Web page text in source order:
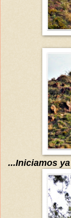
...Iniciamos ya